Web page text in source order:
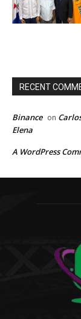
RECENT
Binance on
Elena
A WordPress